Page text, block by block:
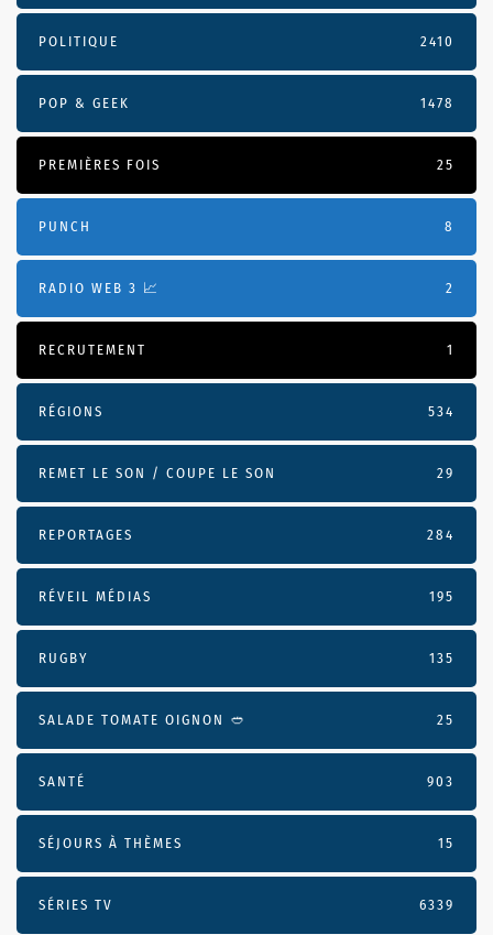
POLITIQUE 2410
POP & GEEK 1478
PREMIÈRES FOIS 25
PUNCH 8
RADIO WEB 3 📈 2
RECRUTEMENT 1
RÉGIONS 534
REMET LE SON / COUPE LE SON 29
REPORTAGES 284
RÉVEIL MÉDIAS 195
RUGBY 135
SALADE TOMATE OIGNON 🥙 25
SANTÉ 903
SÉJOURS À THÈMES 15
SÉRIES TV 6339